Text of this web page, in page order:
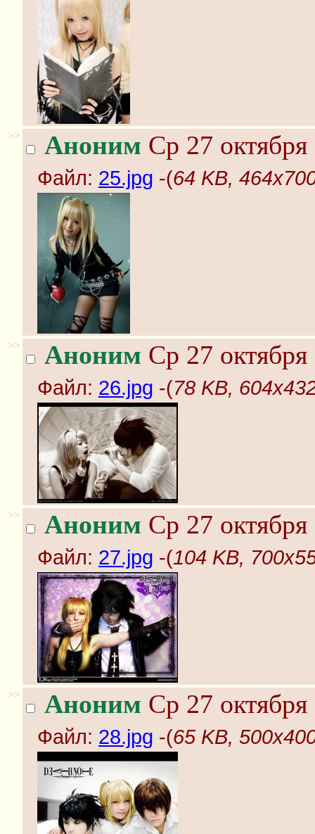
>> Аноним Ср 27
Файл: 25.jpg -(64 KB,
>> Аноним Ср 27
Файл: 26.jpg -(78 KB,
>> Аноним Ср 27
Файл: 27.jpg -(104 KB,
>> Аноним Ср 27
Файл: 28.jpg -(65 KB,